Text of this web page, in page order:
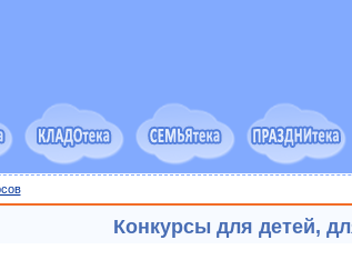
Конкурсы для детей,